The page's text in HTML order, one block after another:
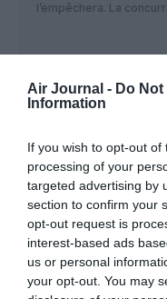
Air Journal - Do
Information
If you wish to opt-out
processing of your
targeted advertising by
section to confirm your
opt-out request is
interest-based ads
us or personal
your opt-out. You may
l’empêchera. La
Soutenez